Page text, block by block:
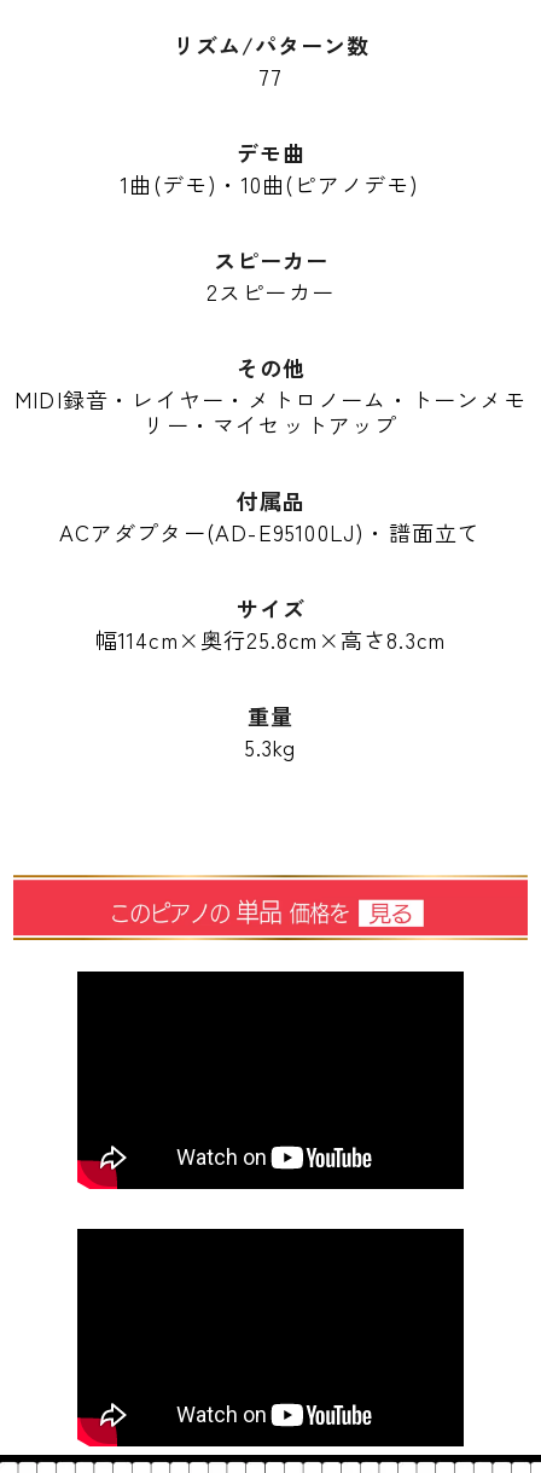
リズム/パターン数
77
デモ曲
1曲(デモ)・10曲(ピアノデモ)
スピーカー
2スピーカー
その他
MIDI録音・レイヤー・メトロノーム・トーンメモ
リー・マイセットアップ
付属品
ACアダプター(AD-E95100LJ)・譜面立て
サイズ
幅114cm×奥行25.8cm×高さ8.3cm
重量
5.3kg